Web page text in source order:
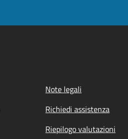
Note legali
Richiedi assistenza
Riepilogo valutazioni